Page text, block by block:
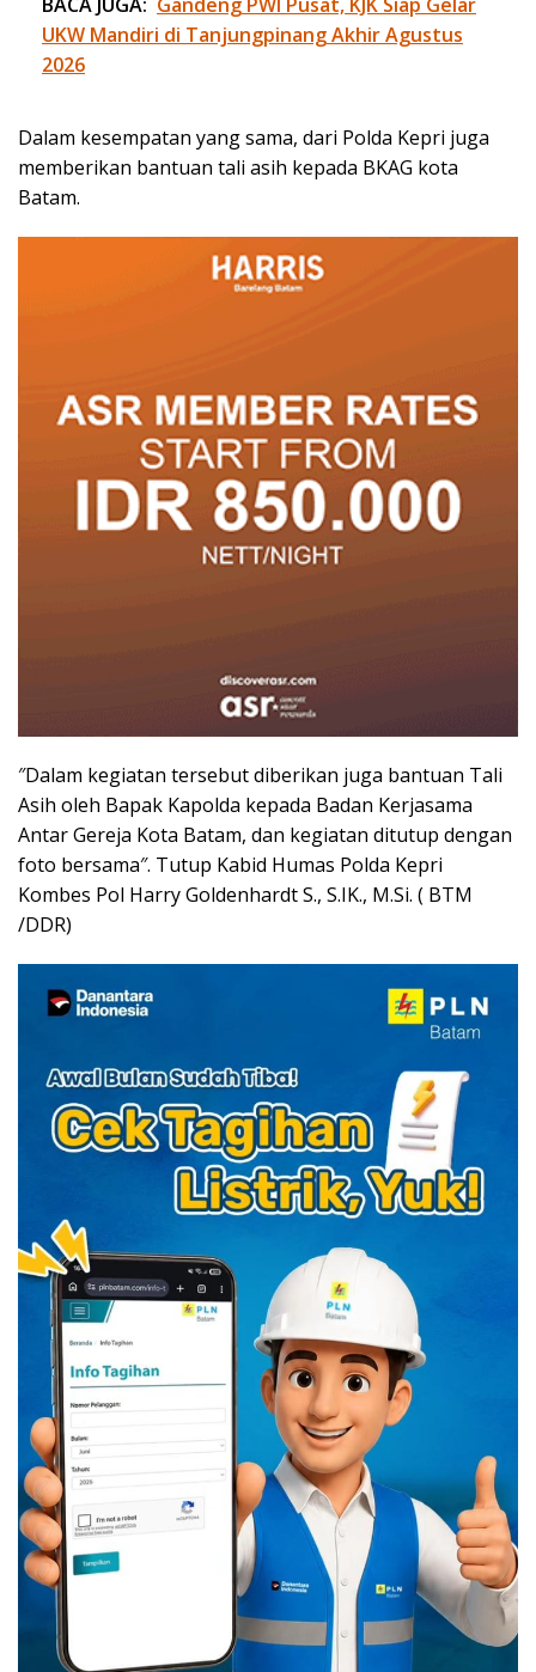
UKW Mandiri di Tanjungpinang Akhir Agustus
2026
Dalam kesempatan yang sama, dari Polda Kepri juga
memberikan bantuan tali asih kepada BKAG kota
Batam.
″Dalam kegiatan tersebut diberikan juga bantuan Tali
Asih oleh Bapak Kapolda kepada Badan Kerjasama
Antar Gereja Kota Batam, dan kegiatan ditutup dengan
foto bersama″. Tutup Kabid Humas Polda Kepri
Kombes Pol Harry Goldenhardt S., S.IK., M.Si. ( BTM
/DDR)